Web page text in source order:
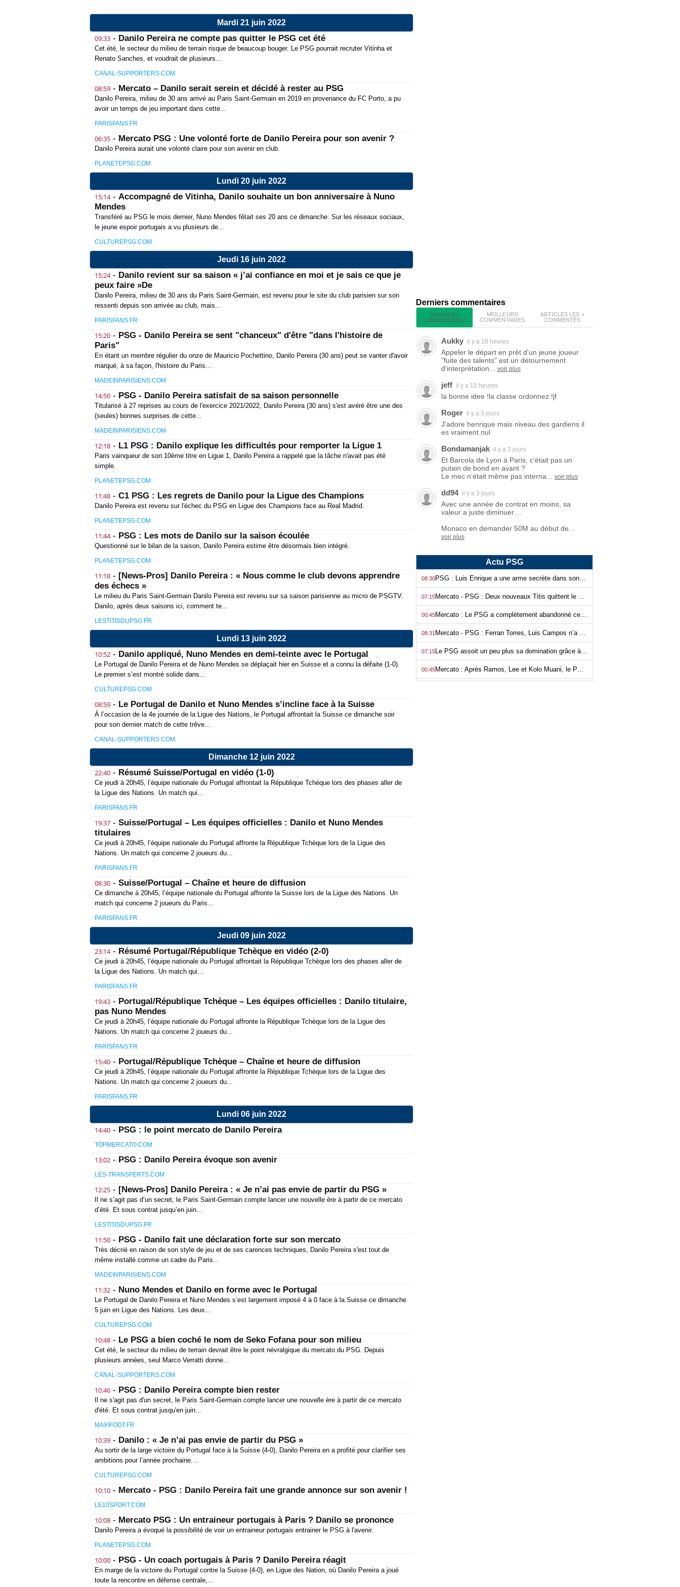
Mardi 21 juin 2022
09:33 - Danilo Pereira ne compte pas quitter le PSG cet été
Cet été, le secteur du milieu de terrain risque de beaucoup bouger. Le PSG pourrait recruter Vitinha et
Renato Sanches, et voudrait de plusieurs...
CANAL-SUPPORTERS.COM
08:59 - Mercato – Danilo serait serein et décidé à rester au PSG
Danilo Pereira, milieu de 30 ans arrivé au Paris Saint-Germain en 2019 en provenance du FC Porto, a pu
avoir un temps de jeu important dans cette...
PARISFANS.FR
06:35 - Mercato PSG : Une volonté forte de Danilo Pereira pour son avenir ?
Danilo Pereira aurait une volonté claire pour son avenir en club.
PLANETEPSG.COM
Lundi 20 juin 2022
15:14- Accompagné de Vitinha, Danilo souhaite un bon anniversaire à Nuno
Mendes
Transféré au PSG le mois dernier, Nuno Mendes fêtait ses 20 ans ce dimanche. Sur les réseaux sociaux,
le jeune espoir portugais a vu plusieurs de...
CULTUREPSG.COM
Jeudi 16 juin 2022
15:24- Danilo revient sur sa saison « j’ai confiance en moi et je sais ce que je
peux faire »De
Danilo Pereira, milieu de 30 ans du Paris Saint-Germain, est revenu pour le site du club parisien sur son
ressenti depuis son arrivée au club, mais...
PARISFANS.FR
15:20 - PSG - Danilo Pereira se sent "chanceux" d'être "dans l'histoire de
Paris"
En étant un membre régulier du onze de Mauricio Pochettino, Danilo Pereira (30 ans) peut se vanter d'avoir
marqué, à sa façon, l'histoire du Paris...
MADEINPARISIENS.COM
14:50 - PSG - Danilo Pereira satisfait de sa saison personnelle
Titularisé à 27 reprises au cours de l'exercice 2021/2022, Danilo Pereira (30 ans) s'est avéré être une des
(seules) bonnes surprises de cette...
MADEINPARISIENS.COM
12:18 - L1 PSG : Danilo explique les difficultés pour remporter la Ligue 1
Paris vainqueur de son 10ème titre en Ligue 1, Danilo Pereira a rappelé que la tâche n'avait pas été
simple.
PLANETEPSG.COM
11:48 - C1 PSG : Les regrets de Danilo pour la Ligue des Champions
Danilo Pereira est revenu sur l'échec du PSG en Ligue des Champions face au Real Madrid.
PLANETEPSG.COM
11:44- PSG : Les mots de Danilo sur la saison écoulée
Questionné sur le bilan de la saison, Danilo Pereira estime être désormais bien intégré.
PLANETEPSG.COM
11:18 - [News-Pros] Danilo Pereira : « Nous comme le club devons apprendre
des échecs »
Le milieu du Paris Saint-Germain Danilo Pereira est revenu sur sa saison parisienne au micro de PSGTV.
Danilo, après deux saisons ici, comment te...
LESTITISDUPSG.FR
Lundi 13 juin 2022
10:52 - Danilo appliqué, Nuno Mendes en demi-teinte avec le Portugal
Le Portugal de Danilo Pereira et de Nuno Mendes se déplaçait hier en Suisse et a connu la défaite (1-0).
Le premier s’est montré solide dans...
CULTUREPSG.COM
08:59 - Le Portugal de Danilo et Nuno Mendes s’incline face à la Suisse
À l’occasion de la 4e journée de la Ligue des Nations, le Portugal affrontait la Suisse ce dimanche soir
pour son dernier match de cette trêve...
CANAL-SUPPORTERS.COM
Dimanche 12 juin 2022
22:40 - Résumé Suisse/Portugal en vidéo (1-0)
Ce jeudi à 20h45, l’équipe nationale du Portugal affrontait la République Tchèque lors des phases aller de
la Ligue des Nations. Un match qui...
PARISFANS.FR
19:37 - Suisse/Portugal – Les équipes officielles : Danilo et Nuno Mendes
titulaires
Ce jeudi à 20h45, l’équipe nationale du Portugal affronte la République Tchèque lors de la Ligue des
Nations. Un match qui concerne 2 joueurs du...
PARISFANS.FR
08:30 - Suisse/Portugal – Chaîne et heure de diffusion
Ce dimanche à 20h45, l’équipe nationale du Portugal affronte la Suisse lors de la Ligue des Nations. Un
match qui concerne 2 joueurs du Paris...
PARISFANS.FR
Jeudi 09 juin 2022
23:14- Résumé Portugal/République Tchèque en vidéo (2-0)
Ce jeudi à 20h45, l’équipe nationale du Portugal affrontait la République Tchèque lors des phases aller de
la Ligue des Nations. Un match qui...
PARISFANS.FR
19:43 - Portugal/République Tchèque – Les équipes officielles : Danilo titulaire,
pas Nuno Mendes
Ce jeudi à 20h45, l’équipe nationale du Portugal affronte la République Tchèque lors de la Ligue des
Nations. Un match qui concerne 2 joueurs du...
PARISFANS.FR
15:40 - Portugal/République Tchèque – Chaîne et heure de diffusion
Ce jeudi à 20h45, l’équipe nationale du Portugal affronte la République Tchèque lors de la Ligue des
Nations. Un match qui concerne 2 joueurs du...
PARISFANS.FR
Lundi 06 juin 2022
14:40 - PSG : le point mercato de Danilo Pereira
TOPMERCATO.COM
13:02 - PSG : Danilo Pereira évoque son avenir
LES-TRANSFERTS.COM
12:25 - [News-Pros] Danilo Pereira : « Je n’ai pas envie de partir du PSG »
Il ne s’agit pas d’un secret, le Paris Saint-Germain compte lancer une nouvelle ère à partir de ce mercato
d’été. Et sous contrat jusqu’en juin...
LESTITISDUPSG.FR
11:50 - PSG - Danilo fait une déclaration forte sur son mercato
Très décrié en raison de son style de jeu et de ses carences techniques, Danilo Pereira s'est tout de
même installé comme un cadre du Paris...
MADEINPARISIENS.COM
11:32 - Nuno Mendes et Danilo en forme avec le Portugal
Le Portugal de Danilo Pereira et Nuno Mendes s’est largement imposé 4 à 0 face à la Suisse ce dimanche
5 juin en Ligue des Nations. Les deux...
CULTUREPSG.COM
10:48 - Le PSG a bien coché le nom de Seko Fofana pour son milieu
Cet été, le secteur du milieu de terrain devrait être le point névralgique du mercato du PSG. Depuis
plusieurs années, seul Marco Verratti donne...
CANAL-SUPPORTERS.COM
10:46 - PSG : Danilo Pereira compte bien rester
Il ne s'agit pas d'un secret, le Paris Saint-Germain compte lancer une nouvelle ère à partir de ce mercato
d'été. Et sous contrat jusqu'en juin...
MAXIFOOT.FR
10:39 - Danilo : « Je n’ai pas envie de partir du PSG »
Au sortir de la large victoire du Portugal face à la Suisse (4-0), Danilo Pereira en a profité pour clarifier ses
ambitions pour l’année prochaine....
CULTUREPSG.COM
10:10 - Mercato - PSG : Danilo Pereira fait une grande annonce sur son avenir !
LE10SPORT.COM
10:08 - Mercato PSG : Un entraineur portugais à Paris ? Danilo se prononce
Danilo Pereira a évoqué la possibilité de voir un entraineur portugais entrainer le PSG à l'avenir.
PLANETEPSG.COM
10:00 - PSG - Un coach portugais à Paris ? Danilo Pereira réagit
En marge de la victoire du Portugal contre la Suisse (4-0), en Ligue des Nation, où Danilo Pereira a joué
toute la rencontre en défense centrale,...
Derniers commentaires
DERNIERS
COMMENTAIRES
MEILLEURS
COMMENTAIRES
ARTICLES LES +
COMMENTÉS
Aukky il y a 10 heures
Appeler le départ en prêt d'un jeune joueur
"fuite des talents" est un détournement
d'interprétation...
voir plus
jeff il y a 15 heures
la bonne idee !la classe ordonnez !jf
Roger il y a 3 jours
J'adore henrique mais niveau des gardiens il
es vraiment nul
Bondamanjak il y a 3 jours
Et Barcola de Lyon à Paris, c’était pas un
putain de bond en avant ?
Le mec n’était même pas interna...
voir plus
dd94 il y a 3 jours
Avec une année de contrat en moins, sa
valeur a juste diminuer....
Monaco en demander 50M au début de...
voir plus
Actu PSG
08:30 PSG : Luis Enrique a une arme secrète dans son sac !
07:15 Mercato - PSG : Deux nouveaux Titis quittent le navire
00:45 Mercato : Le PSG a complètement abandonné cette piste…
08:31 Mercato - PSG : Ferran Torres, Luis Campos n’a plus les cartes en main…
07:15 Le PSG assoit un peu plus sa domination grâce à l’IA ?
00:45 Mercato : Après Ramos, Lee et Kolo Muani, le PSG prend la confiance !